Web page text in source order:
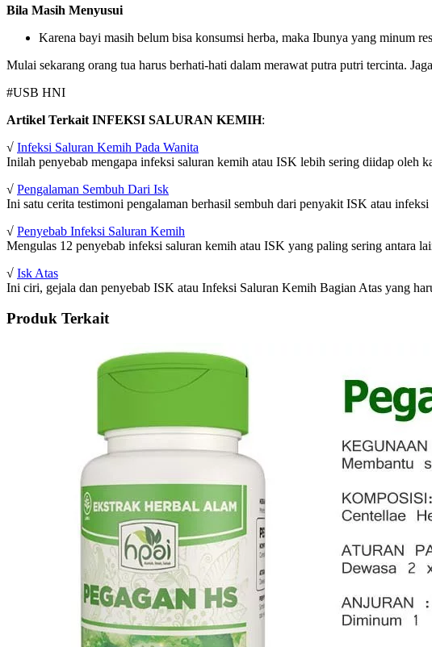
Bila Masih Menyusui
Karena bayi masih belum bisa konsumsi herba, maka Ibunya yang minum
Mulai sekarang orang tua harus berhati-hati dalam merawat putra putri tercinta.
#USB HNI
Artikel Terkait INFEKSI SALURAN KEMIH:
√ Infeksi Saluran Kemih Pada Wanita
Inilah penyebab mengapa infeksi saluran kemih atau ISK lebih sering diidap oleh
√ Pengalaman Sembuh Dari Isk
Ini satu cerita testimoni pengalaman berhasil sembuh dari penyakit ISK atau
√ Penyebab Infeksi Saluran Kemih
Mengulas 12 penyebab infeksi saluran kemih atau ISK yang paling sering antara
√ Isk Atas
Ini ciri, gejala dan penyebab ISK atau Infeksi Saluran Kemih Bagian Atas yang
Produk Terkait